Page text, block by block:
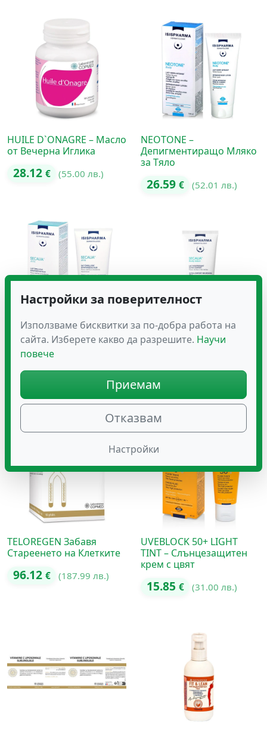
HUILE D`ONAGRE – Масло
от Вечерна Иглика
28.12 € (55.00 лв.)
NEOTONE –
Депигментиращо Мляко
за Тяло
26.59 € (52.01 лв.)
SECALIA A.H.A –
Кераторегулиращ
SECALIA BODY LOTION –
19.94€ (39.00 лв.)
TELOREGEN Забавя
Стареенето на Клетките
96.12 € (187.99 лв.)
UVEBLOCK 50+ LIGHT
TINT – Слънцезащитен
крем с цвят
15.85 € (31.00 лв.)
Настройки за поверителност
Използваме бисквитки за по-добра работа на
сайта. Изберете какво да разрешите. Научи
повече
Приемам
Отказвам
Настройки